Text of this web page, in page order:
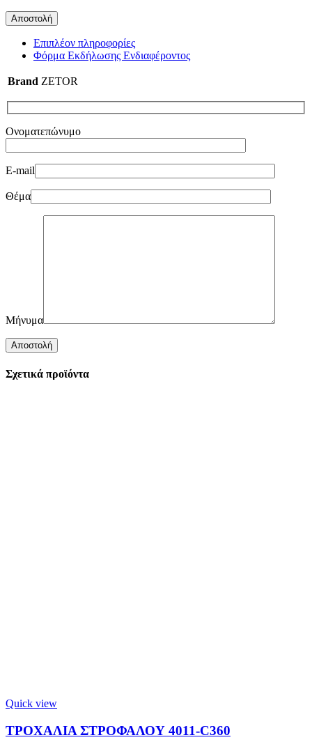
Επιπλέον πληροφορίες
Φόρμα Εκδήλωσης Ενδιαφέροντος
Brand ZETOR
Ονοματεπώνυμο
E-mail
Θέμα
Μήνυμα
Σχετικά προϊόντα
Quick view
ΤΡΟΧΑΛΙΑ ΣΤΡΟΦΑΛΟΥ 4011-C360